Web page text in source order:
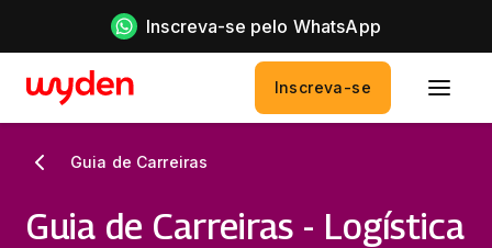
Inscreva-se pelo WhatsApp
Inscreva-se
Guia de Carreiras
Guia de Carreiras - Logística